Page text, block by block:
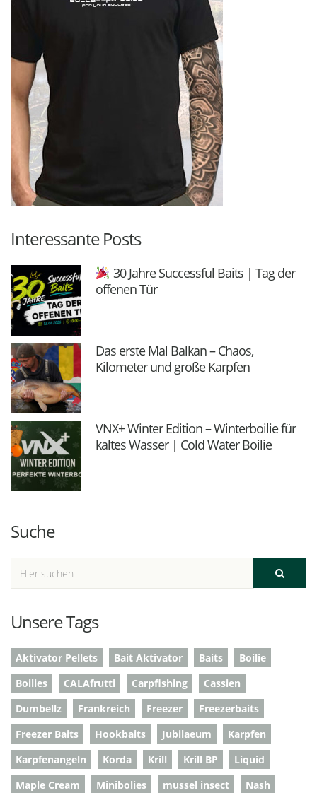
Interessante Posts
30 Jahre Successful Baits | Tag der
offenen Tür
Das erste Mal Balkan – Chaos,
Kilometer und große Karpfen
VNX+ Winter Edition – Winterboilie für
kaltes Wasser | Cold Water Boilie
Suche
Unsere Tags
Aktivator Pellets Bait Aktivator Baits
Boilie
Boilies
CALAfrutti Carpfishing
Cassien
Dumbellz
Frankreich Freezer
Freezerbaits
Freezer Baits
Hookbaits Jubilaeum
Karpfen
Karpfenangeln
Korda Krill Krill BP
Liquid
Maple Cream
Minibolies mussel insect
Nash